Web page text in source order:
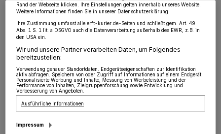
Jüchen·In der Nacht von Sonntag auf Montag
(13./14.10.), gegen 00:20 Uhr, beabsichtigte eine
Streife der Polizei, ein Auto im Rahmen einer
allgemeinen Verkehrskontrolle anzuhalten.
15.10.2019 , 08:07 Uhr Eine Minute Lesezeit
Rand der Webseite klicken. Ihre Einstellungen gelten innerhalb unseres Website.
Weitere Informationen finden Sie in unserer Datenschutzerklärung.
Ihre Zustimmung umfasst alle erft-kurier.de-Seiten und schließt gem. Art. 49
Abs. 1 S. 1 lit. a DSGVO auch die Datenverarbeitung außerhalb des EWR, z.B. in
den USA ein.
Wir und unsere Partner verarbeiten Daten, um Folgendes
bereitzustellen:
Verwendung genauer Standortdaten. Endgeräteeigenschaften zur Identifikation
aktiv abfragen. Speichern von oder Zugriff auf Informationen auf einem Endgerät.
Personalisierte Werbung und Inhalte, Messung von Werbeleistung und der
Performance von Inhalten, Zielgruppenforschung sowie Entwicklung und
Verbesserung von Angeboten.
Ausführliche Informationen
Impressum